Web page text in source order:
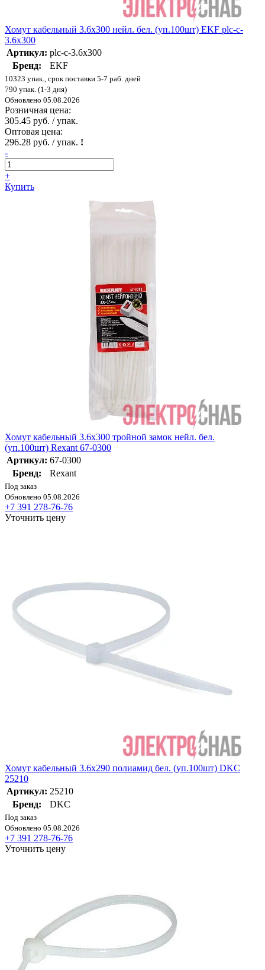
Хомут кабельный 3.6х300 нейл. бел. (уп.100шт) EKF plc-c-
3.6x300
Артикул: plc-c-3.6x300
Бренд:
EKF
10323 упак., срок поставки 5-7 раб. дней
790 упак. (1-3 дня)
Обновлено 05.08.2026
Розничная цена:
305.45 руб. / упак.
Оптовая цена:
296.28 руб. / упак. !
-
+
Купить
Хомут кабельный 3.6х300 тройной замок нейл. бел.
(уп.100шт) Rexant 67-0300
Артикул: 67-0300
Бренд:
Rexant
Под заказ
Обновлено 05.08.2026
+7 391 278-76-76
Уточнить цену
Хомут кабельный 3.6х290 полиамид бел. (уп.100шт) DKC
25210
Артикул: 25210
Бренд:
DKC
Под заказ
Обновлено 05.08.2026
+7 391 278-76-76
Уточнить цену